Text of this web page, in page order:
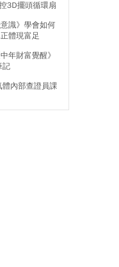
3D擺頭循環扇
識》學會如何
體現富足
年財富覺醒》
記
內部查證員課